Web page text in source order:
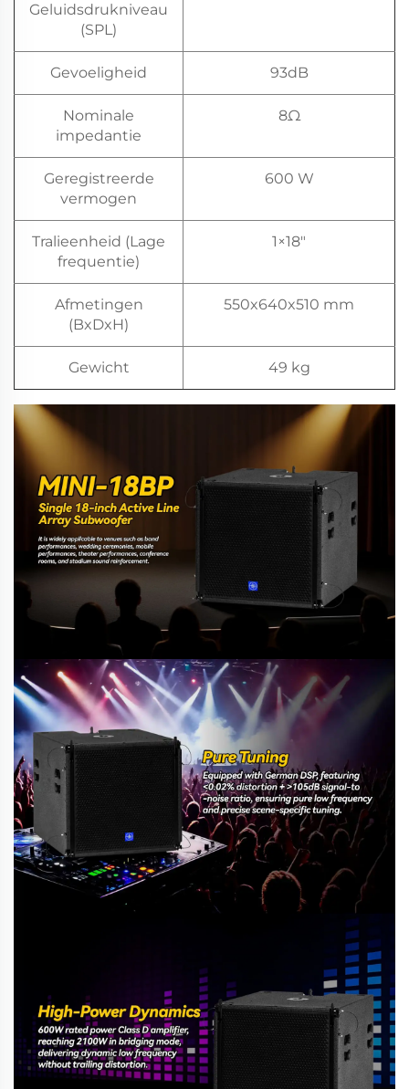
Geluidsdrukniveau
(SPL)
Gevoeligheid 93dB
Nominale
impedantie
8Ω
Geregistreerde
vermogen
600 W
Tralieenheid (Lage
frequentie)
1×18"
Afmetingen
(BxDxH)
550x640x510 mm
Gewicht 49 kg